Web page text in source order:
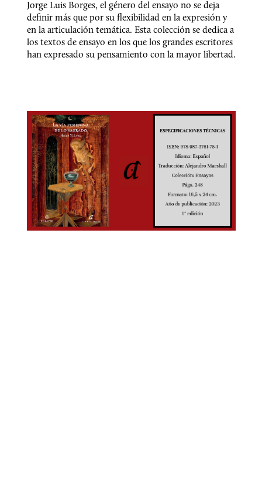
Jorge Luis Borges, el género del ensayo no se deja
deﬁnir más que por su ﬂexibilidad en la expresión y
en la articulación temática. Esta colección se dedica a
los textos de ensayo en los que los grandes escritores
han expresado su pensamiento con la mayor libertad.